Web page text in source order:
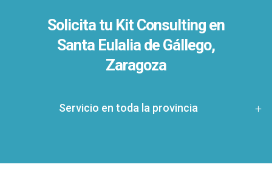
Solicita tu Kit Consulting en
Santa Eulalia de Gállego,
Zaragoza
Servicio en toda la provincia